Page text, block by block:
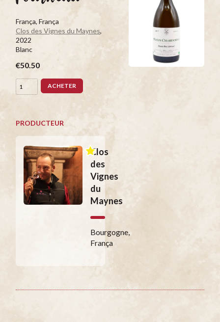
França, França
Clos des Vignes du Maynes,
2022
Blanc
€50.50
ACHETER
PRODUCTEUR
Clos
des
Vignes
du
Maynes
Bourgogne,
França